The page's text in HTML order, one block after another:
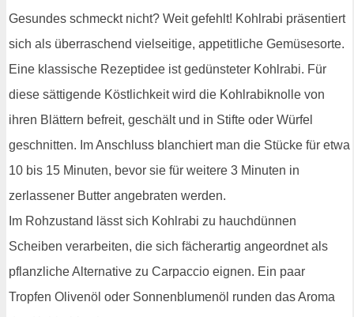
Gesundes schmeckt nicht? Weit gefehlt! Kohlrabi präsentiert
sich als überraschend vielseitige, appetitliche Gemüsesorte.
Eine klassische Rezeptidee ist gedünsteter Kohlrabi. Für
diese sättigende Köstlichkeit wird die Kohlrabiknolle von
ihren Blättern befreit, geschält und in Stifte oder Würfel
geschnitten. Im Anschluss blanchiert man die Stücke für etwa
10 bis 15 Minuten, bevor sie für weitere 3 Minuten in
zerlassener Butter angebraten werden.
Im Rohzustand lässt sich Kohlrabi zu hauchdünnen
Scheiben verarbeiten, die sich fächerartig angeordnet als
pflanzliche Alternative zu Carpaccio eignen. Ein paar
Tropfen Olivenöl oder Sonnenblumenöl runden das Aroma